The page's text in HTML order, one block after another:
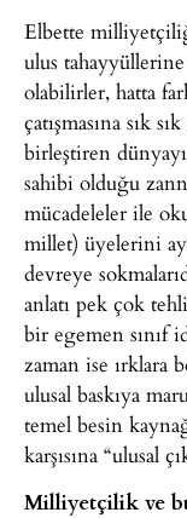
Elbette
ulus
olabilirler, hatta
çatışmasına sık
birleştiren
sahibi olduğu
mücadeleler ile
millet) üyelerini
devreye
anlatı pek çok
bir egemen sınıf
zaman ise ırklara
ulusal baskıya
temel besin
karşısına “ulusal
Milliyetçilik ve